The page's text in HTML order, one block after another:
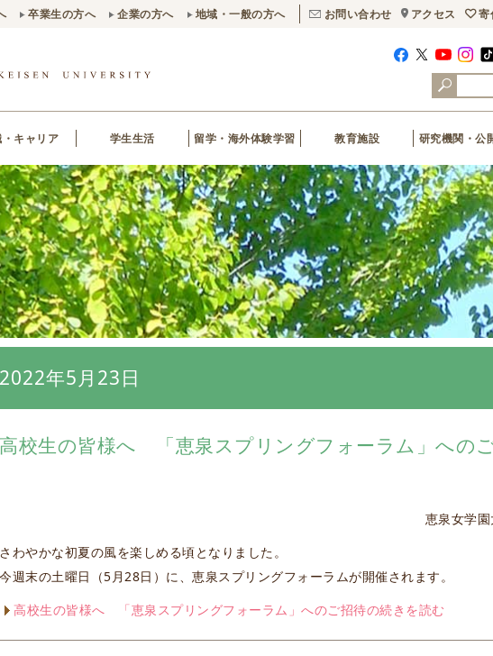
卒業生の方へ 企業の方へ 地域・一般の方へ お問い合わせ アクセス 寄
キャリア 学生生活 留学・海外体験学習 教育施設 研究機関・公
2022年5月23日
高校生の皆様へ 「恵泉スプリングフォーラム」への
恵泉女学
さわやかな初夏の風を楽しめる頃となりました。
今週末の土曜日（5月28日）に、恵泉スプリングフォーラムが開催されます。
高校生の皆様へ 「恵泉スプリングフォーラム」へのご招待の続きを読む